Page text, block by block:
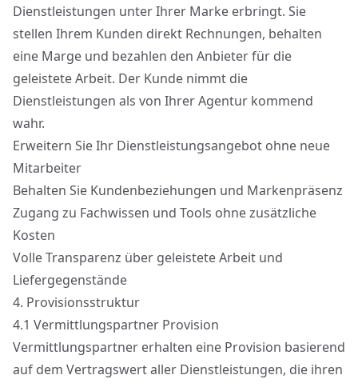
Dienstleistungen unter Ihrer Marke erbringt. Sie
stellen Ihrem Kunden direkt Rechnungen, behalten
eine Marge und bezahlen den Anbieter für die
geleistete Arbeit. Der Kunde nimmt die
Dienstleistungen als von Ihrer Agentur kommend
wahr.
Erweitern Sie Ihr Dienstleistungsangebot ohne neue
Mitarbeiter
Behalten Sie Kundenbeziehungen und Markenpräsenz
Zugang zu Fachwissen und Tools ohne zusätzliche
Kosten
Volle Transparenz über geleistete Arbeit und
Liefergegenstände
4. Provisionsstruktur
4.1 Vermittlungspartner Provision
Vermittlungspartner erhalten eine Provision basierend
auf dem Vertragswert aller Dienstleistungen, die ihren